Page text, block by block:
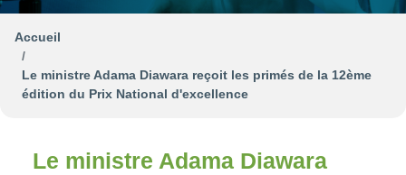
Accueil
Le ministre Adama Diawara reçoit les primés de la 12ème
édition du Prix National d'excellence
Le ministre Adama Diawara